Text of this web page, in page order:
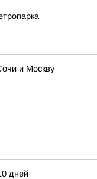
и Москву
дней